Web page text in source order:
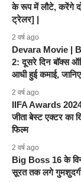
के रूप में लौटे, करेंगे
ट्रेलर] |
2 वर्ष ago
Devara Movie |
2: दूसरे दिन बॉक्स
आधी हुई कमाई,
2 वर्ष ago
IIFA Awards
जीता बेस्ट एक्टर का
फिल्म
2 वर्ष ago
Big Boss 16 के
सूरत तक लगे